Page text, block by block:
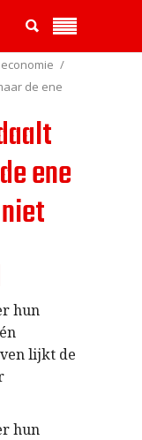
de ene
ene
hun
lijkt de
hun